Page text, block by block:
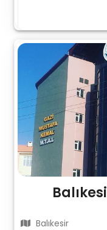
Balıkesir